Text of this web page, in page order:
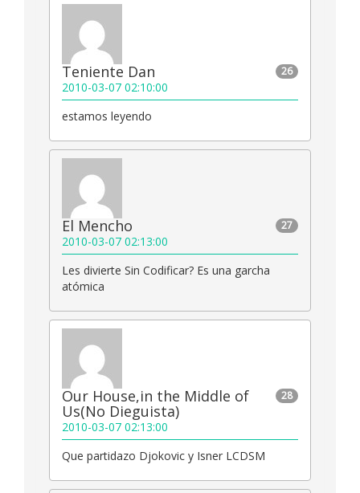
26
Teniente Dan
2010-03-07 02:10:00
estamos leyendo
27
El Mencho
2010-03-07 02:13:00
Les divierte Sin Codificar? Es una garcha
atómica
28
Our House,in the Middle of
Us(No Dieguista)
2010-03-07 02:13:00
Que partidazo Djokovic y Isner LCDSM